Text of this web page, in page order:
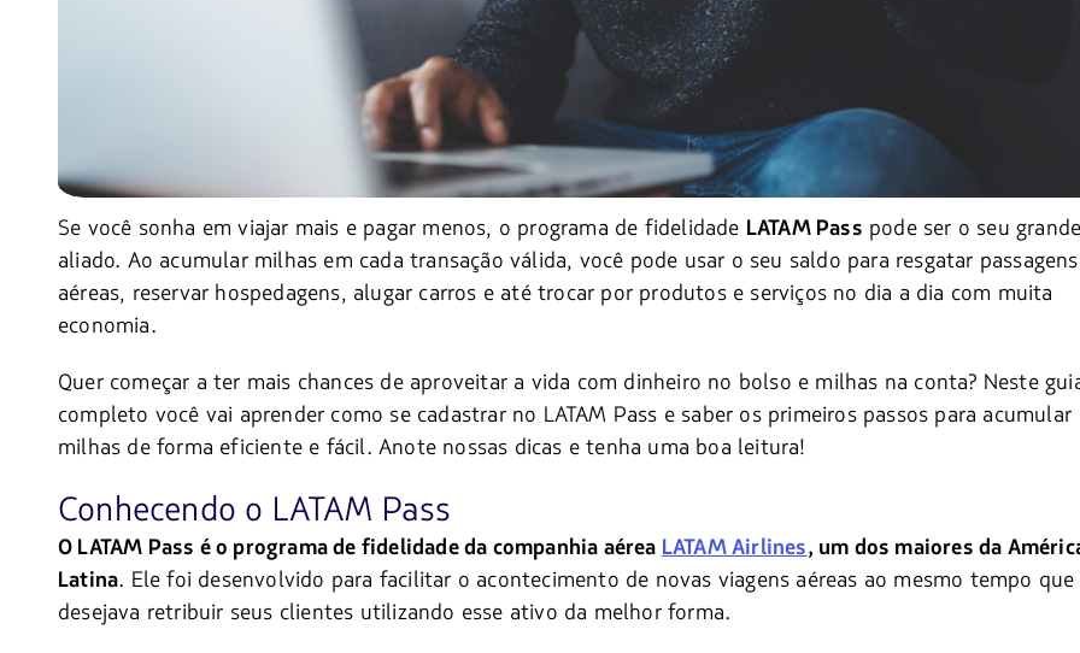
Se você sonha em viajar mais e pagar menos, o programa de fidelidade LATAM Pass pode ser o seu
aliado. Ao acumular milhas em cada transação válida, você pode usar o seu saldo para resgatar passagens
aéreas, reservar hospedagens, alugar carros e até trocar por produtos e serviços no dia a dia com muita
economia.
Quer começar a ter mais chances de aproveitar a vida com dinheiro no bolso e milhas na conta? Neste
completo você vai aprender como se cadastrar no LATAM Pass e saber os primeiros passos para acumular
milhas de forma eficiente e fácil. Anote nossas dicas e tenha uma boa leitura!
Conhecendo o LATAM Pass
O LATAM Pass é o programa de fidelidade da companhia aérea LATAM Airlines, um dos maiores da
Latina. Ele foi desenvolvido para facilitar o acontecimento de novas viagens aéreas ao mesmo tempo que
desejava retribuir seus clientes utilizando esse ativo da melhor forma.